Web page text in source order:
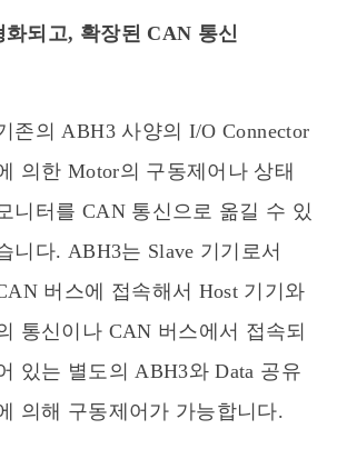
화되고, 확장된 CAN 통신
존의 ABH3 사양의 I/O Connector
의한 Motor의 구동제어나 상태
니터를 CAN 통신으로 옮길 수 있
니다. ABH3는 Slave 기기로서
버스에 접속해서 Host 기기와
통신이나 CAN 버스에서 접속되
있는 별도의 ABH3와 Data 공유
의해 구동제어가 가능합니다.